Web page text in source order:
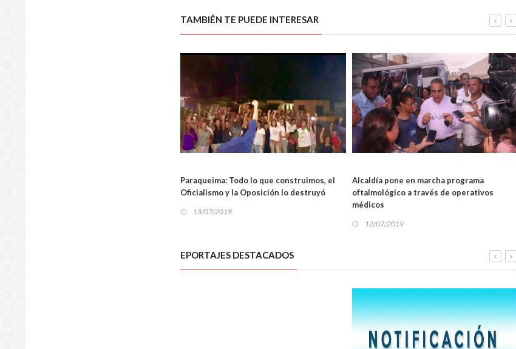
TAMBIÉN TE PUEDE INTERESAR
Paraqueima: Todo lo que construimos, el
Oficialismo y la Oposición lo destruyó
13/07/2019
Alcaldía pone en marcha programa
oftalmológico a través de operativos
médicos
12/07/2019
EPORTAJES DESTACADOS